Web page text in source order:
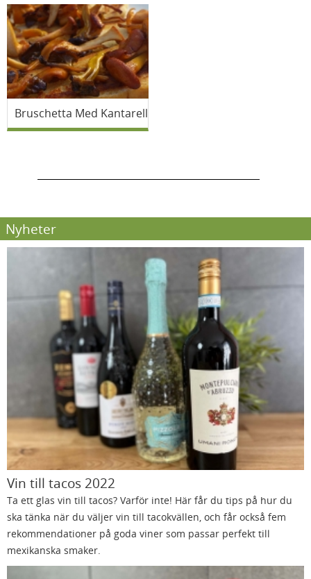
Bruschetta Med Kantareller
Nyheter
Vin till tacos 2022
Ta ett glas vin till tacos? Varför inte! Här får du tips på hur du
ska tänka när du väljer vin till tacokvällen, och får också fem
rekommendationer på goda viner som passar perfekt till
mexikanska smaker.